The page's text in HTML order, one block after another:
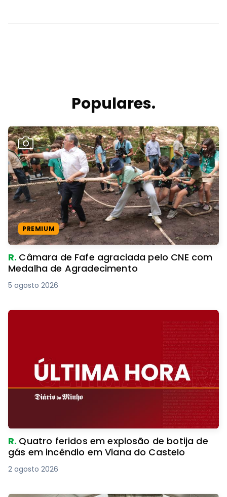
Populares.
PREMIUM
R. Câmara de Fafe agraciada pelo CNE com
Medalha de Agradecimento
5 agosto 2026
R. Quatro feridos em explosão de botija de
gás em incêndio em Viana do Castelo
2 agosto 2026